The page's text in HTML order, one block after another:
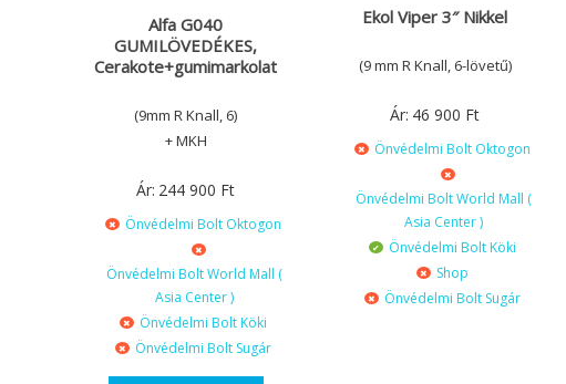
Alfa G040
GUMILÖVEDÉKES,
Cerakote+gumimarkolat
(9mm R Knall, 6)
+ MKH
Ár: 244 900 Ft
Önvédelmi Bolt Oktogon
Önvédelmi Bolt World Mall (
Asia Center )
Önvédelmi Bolt Köki
Önvédelmi Bolt Sugár
Ekol Viper 3″ Nikkel
(9 mm R Knall, 6-lövetű)
Ár: 46 900 Ft
Önvédelmi Bolt Oktogon
Önvédelmi Bolt World Mall (
Asia Center )
Önvédelmi Bolt Köki
Shop
Önvédelmi Bolt Sugár